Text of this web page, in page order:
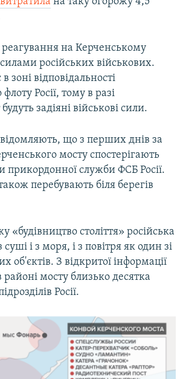
на Керченському
російських військових.
зоні відповідальності
Росії, тому в разі
задіяні військові сили.
що з перших днів за
мосту спостерігають
прикордонної служби ФСБ Росії.
перебувають біля берегів
«будівництво століття» російська
і з моря, і з повітря як один зі
об'єктів. З відкритої інформації
мосту близько десятка
Росії.